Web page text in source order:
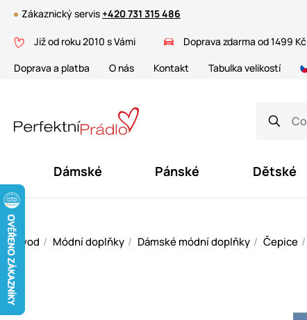
Zákaznický servis+420 731 315 486
Již od roku 2010 s Vámi Doprava zdarma od 1499 Kč
Doprava a platba
O nás Kontakt Tabulka velikostí
Dámské Pánské Dětské
Úvod Módní doplňky Dámské módní doplňky Čepice